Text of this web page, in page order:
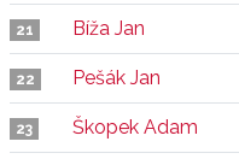
21 Bíža Jan
22 Pešák Jan
23 Škopek Adam